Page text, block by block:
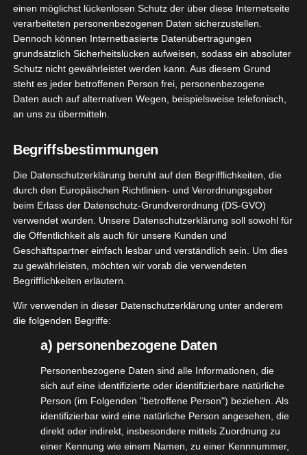
[WERBUNG] HOLY PIT Alp & Classic Deo Test –
Hier kommt Holy Pit, das geniale Startup aus
Österreich.
Ich finde die Idee so genial, dass ich Euch
Refill Deo, bedeutet dass Ihr nur ein einziges Mal
Verbrauch Eures neuen Lieblingsdeos einfach
wiederbefüllt.
Das Case besteht zu 100% aus recyceltem Plastik
und wird in der EU produziert.
Es gibt 4 Case-Farben und 3 Deo-
Duftrichtungen.
ACTIVE
Sehr dezenter, unaufdringlicher Duft nach
Zitrus-Minze
CLASSIC
Erinnert an Hautcreme und ist leicht süßlich
einen möglichst lückenlosen Schutz der über diese Internetseite
verarbeiteten personenbezogenen Daten sicherzustellen.
Dennoch können Internetbasierte Datenübertragungen
grundsätzlich Sicherheitslücken aufweisen, sodass ein absoluter
Schutz nicht gewährleistet werden kann. Aus diesem Grund
steht es jeder betroffenen Person frei, personenbezogene
Daten auch auf alternativen Wegen, beispielsweise telefonisch,
an uns zu übermitteln.
Begriffsbestimmungen
Die Datenschutzerklärung beruht auf den Begrifflichkeiten, die
durch den Europäischen Richtlinien- und Verordnungsgeber
beim Erlass der Datenschutz-Grundverordnung (DS-GVO)
verwendet wurden. Unsere Datenschutzerklärung soll sowohl für
die Öffentlichkeit als auch für unsere Kunden und
Geschäftspartner einfach lesbar und verständlich sein. Um dies
zu gewährleisten, möchten wir vorab die verwendeten
Begrifflichkeiten erläutern.
Wir verwenden in dieser Datenschutzerklärung unter anderem
die folgenden Begriffe:
a) personenbezogene Daten
Personenbezogene Daten sind alle Informationen, die
sich auf eine identifizierte oder identifizierbare natürliche
Person (im Folgenden "betroffene Person") beziehen. Als
identifizierbar wird eine natürliche Person angesehen, die
direkt oder indirekt, insbesondere mittels Zuordnung zu
einer Kennung wie einem Namen, zu einer Kennnummer,